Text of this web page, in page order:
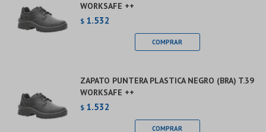
WORKSAFE ++
$ 1.532
ZAPATO PUNTERA PLASTICA NEGRO (BRA) T.39
WORKSAFE ++
$ 1.532